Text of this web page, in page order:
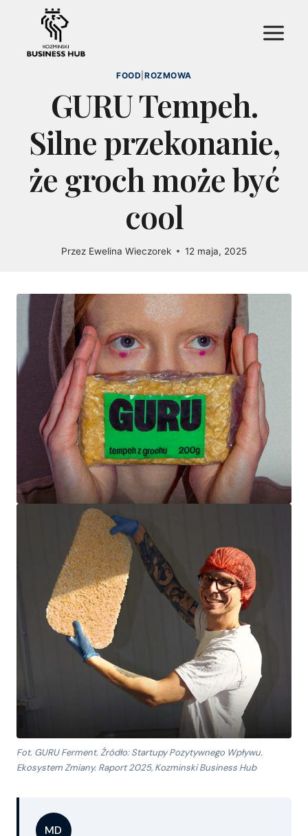
FOOD ROZMOWA
GURU Tempeh.
Silne przekonanie,
że groch może być
cool
Przez Ewelina Wieczorek 12 maja, 2025
Fot. GURU Ferment. Źródło:Startupy Pozytywnego Wpływu.
Ekosystem Zmiany. Raport 2025, Kozminski Business Hub
MD